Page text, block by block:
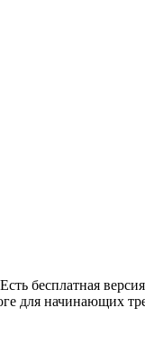
бесплатная
для начинающих